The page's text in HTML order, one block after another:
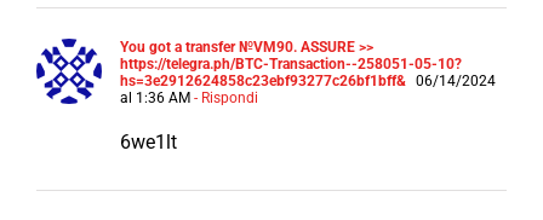
You got a transfer №VM90. ASSURE >>
https://telegra.ph/BTC-Transaction--258051-05-10?
hs=3e2912624858c23ebf93277c26bf1bff& 06/14/2024
al 1:36 AM - Rispondi
6we1lt